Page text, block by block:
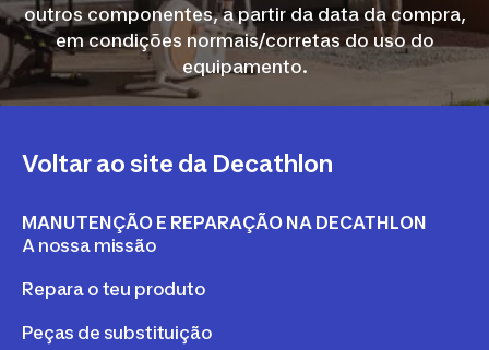
outros componentes, a partir da data da compra,
em condições normais/corretas do uso do
equipamento.
Voltar ao site da Decathlon
MANUTENÇÃO E REPARAÇÃO NA DECATHLON
A nossa missão
Repara o teu produto
Peças de substituição